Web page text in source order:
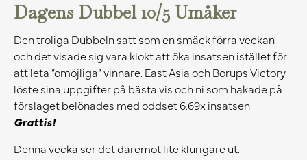
Dagens Dubbel 10/5 Umåker
Den troliga Dubbeln satt som en smäck förra veckan
och det visade sig vara klokt att öka insatsen istället för
att leta ”omöjliga” vinnare. East Asia och Borups Victory
löste sina uppgifter på bästa vis och ni som hakade på
förslaget belönades med oddset 6.69x insatsen.
Grattis!
Denna vecka ser det däremot lite klurigare ut.